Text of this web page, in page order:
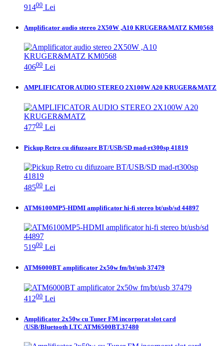
91400 Lei
Amplificator audio stereo 2X50W ,A10 KRUGER&MATZ KM0568
40600 Lei
AMPLIFICATOR AUDIO STEREO 2X100W A20 KRUGER&MATZ
47700 Lei
Pickup Retro cu difuzoare BT/USB/SD mad-rt300sp 41819
48500 Lei
ATM6100MP5-HDMI amplificator hi-fi stereo bt/usb/sd 44897
51900 Lei
ATM6000BT amplificator 2x50w fm/bt/usb 37479
41200 Lei
Amplificator 2x50w cu Tuner FM incorporat slot card
/USB/Bluetooth LTC ATM6500BT.37480